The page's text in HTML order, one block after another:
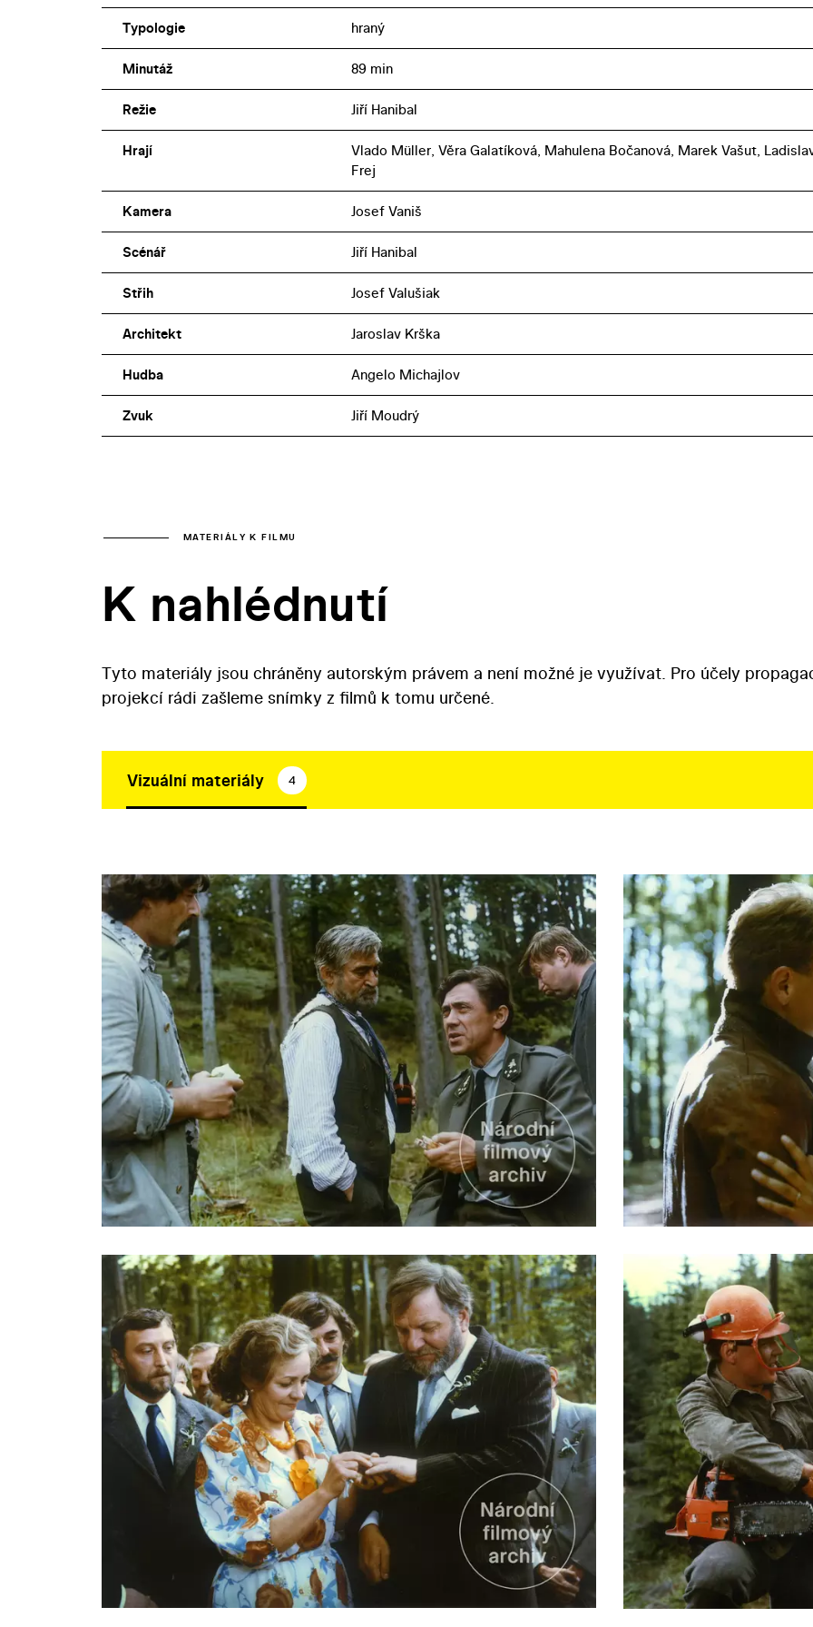
Typologie hraný
Minutáž 89 min
Režie Jiří Hanibal
Hrají
Vlado Müller, Věra Galatíková, Mahulena Bočanová, Marek Vašut,
Frej
Kamera Josef Vaniš
Scénář Jiří Hanibal
Střih Josef Valušiak
Architekt Jaroslav Krška
Hudba Angelo Michajlov
Zvuk Jiří Moudrý
MATERIÁLY K FILMU
K nahlédnutí
Tyto materiály jsou chráněny autorským právem a není možné je využívat. Pro účely
projekcí rádi zašleme snímky z filmů k tomu určené.
Vizuální materiály 4